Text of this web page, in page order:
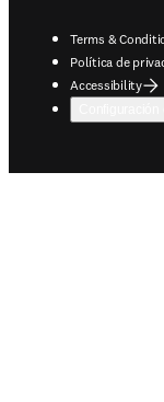
Terms &
Política de
Accessibility